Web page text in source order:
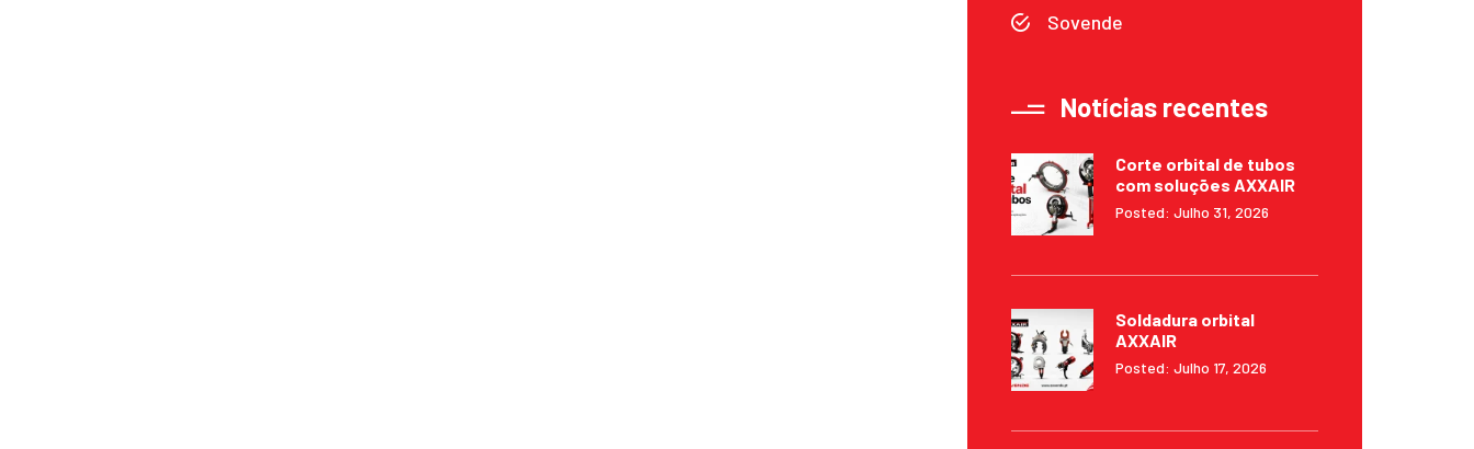
Sovende
Notícias recentes
Corte orbital de tubos
com soluções AXXAIR
Posted: Julho 31, 2026
Soldadura orbital
AXXAIR
Posted: Julho 17, 2026